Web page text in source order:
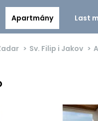
Apartmány Last
Sv. Filip i Jakov